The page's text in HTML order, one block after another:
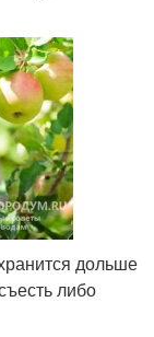
дольше
либо